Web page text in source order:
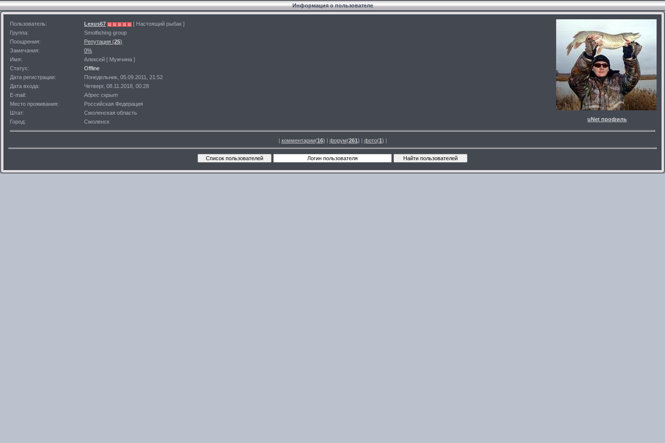
Информация о пользователе
uNet профиль
Пользователь: Lexus67
[ Настоящий рыбак ]
Группа:
Smolfishing group
Поощрения:
Репутация (25)
Замечания:
0%
Имя:
Алексей [ Мужчина ]
Статус:
Offline
Дата регистрации:
Понедельник, 05.09.2011, 21:52
Дата входа:
Четверг, 08.11.2018, 00:28
E-mail:
Адрес скрыт
Место проживания:
Российская Федерация
Штат:
Смоленская область
Город:
Смоленск
| комментарии(16) | форум(261) | фото(1) |